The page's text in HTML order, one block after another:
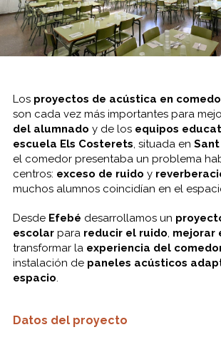
Los proyectos de acústica en
son cada vez más importantes para
del alumnado y de los equipos
escuela Els Costerets, situada en Sant
el comedor presentaba un problema
centros: exceso de ruido y
muchos alumnos coincidían en el
Desde Efebé desarrollamos un
escolarpara reducir el ruido, mejorar
transformar la experiencia del
instalación de paneles acústicos
espacio.
Datos del proyecto